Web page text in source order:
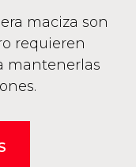
maciza son
requieren
mantenerlas